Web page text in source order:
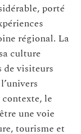
porté
régional. La
culture
visiteurs
contexte, le
une voie
tourisme et